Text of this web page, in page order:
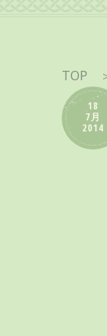
TOP
18
7月
2014